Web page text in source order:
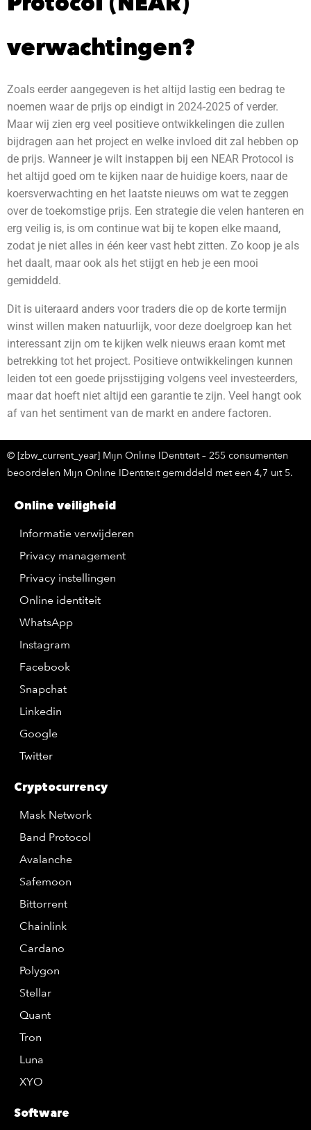
verwachtingen?
Zoals eerder aangegeven is het altijd lastig een bedrag te
noemen waar de prijs op eindigt in 2024-2025 of verder.
Maar wij zien erg veel positieve ontwikkelingen die zullen
bijdragen aan het project en welke invloed dit zal hebben op
de prijs. Wanneer je wilt instappen bij een NEAR Protocol is
het altijd goed om te kijken naar de huidige koers, naar de
koersverwachting en het laatste nieuws om wat te zeggen
over de toekomstige prijs. Een strategie die velen hanteren en
erg veilig is, is om continue wat bij te kopen elke maand,
zodat je niet alles in één keer vast hebt zitten. Zo koop je als
het daalt, maar ook als het stijgt en heb je een mooi
gemiddeld.
Dit is uiteraard anders voor traders die op de korte termijn
winst willen maken natuurlijk, voor deze doelgroep kan het
interessant zijn om te kijken welk nieuws eraan komt met
betrekking tot het project. Positieve ontwikkelingen kunnen
leiden tot een goede prijsstijging volgens veel investeerders,
maar dat hoeft niet altijd een garantie te zijn. Veel hangt ook
af van het sentiment van de markt en andere factoren.
© [zbw_current_year] Mijn Online IDentiteit – 255 consumenten
beoordelen Mijn Online IDentiteit gemiddeld met een 4,7 uit 5.
Online veiligheid
Informatie verwijderen
Privacy management
Privacy instellingen
Online identiteit
WhatsApp
Instagram
Facebook
Snapchat
Linkedin
Google
Twitter
Cryptocurrency
Mask Network
Band Protocol
Avalanche
Safemoon
Bittorrent
Chainlink
Cardano
Polygon
Stellar
Quant
Tron
Luna
XYO
Software